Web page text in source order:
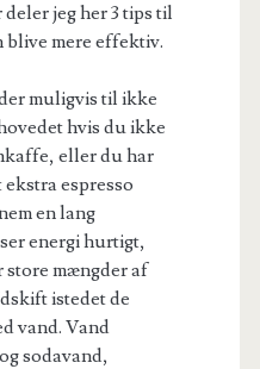
jeg her 3 tips til
blive mere effektiv.
muligvis til ikke
hvis du ikke
eller du har
espresso
en lang
energi hurtigt,
store mængder af
istedet de
vand. Vand
sodavand,